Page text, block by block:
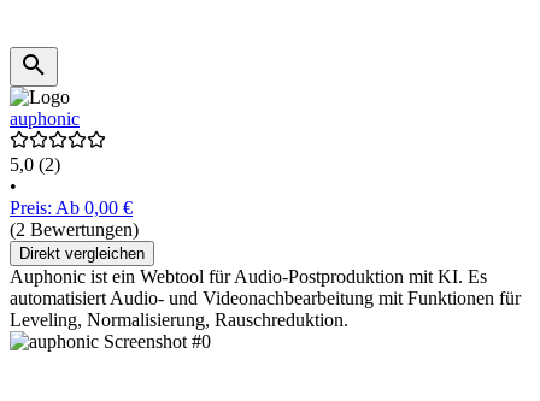
auphonic
5,0 (2)
•
Preis: Ab 0,00 €
(2 Bewertungen)
Direkt vergleichen
Auphonic ist ein Webtool für Audio-Postproduktion mit KI. Es
automatisiert Audio- und Videonachbearbeitung mit Funktionen für
Leveling, Normalisierung, Rauschreduktion.